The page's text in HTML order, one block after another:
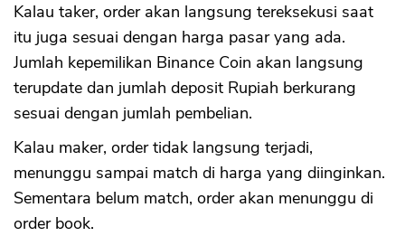
Kalau taker, order akan langsung tereksekusi saat
itu juga sesuai dengan harga pasar yang ada.
Jumlah kepemilikan Binance Coin akan langsung
terupdate dan jumlah deposit Rupiah berkurang
sesuai dengan jumlah pembelian.
Kalau maker, order tidak langsung terjadi,
menunggu sampai match di harga yang diinginkan.
Sementara belum match, order akan menunggu di
order book.